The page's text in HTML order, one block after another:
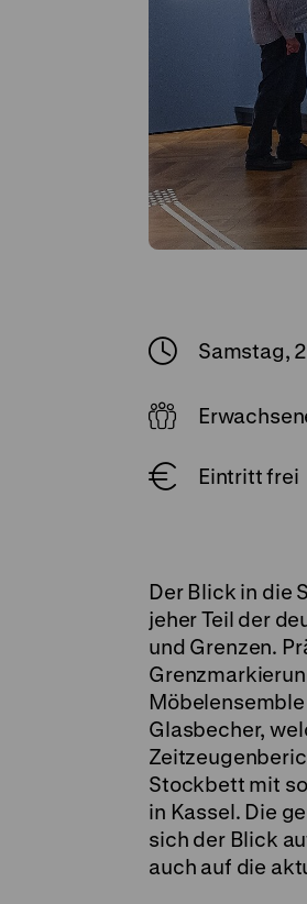
Samstag,
Eintritt frei
Der Blick in die
jeher Teil der
und Grenzen.
Glasbecher,
Stockbett mit
in Kassel. Die
sich der Blick
auch auf die